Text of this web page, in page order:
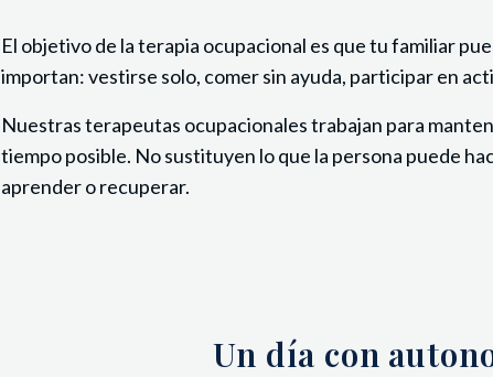
El objetivo de la terapia ocupacional es que tu familiar
importan: vestirse solo, comer sin ayuda, participar en
Nuestras terapeutas ocupacionales trabajan para
tiempo posible. No sustituyen lo que la persona puede
aprender o recuperar.
Un día con